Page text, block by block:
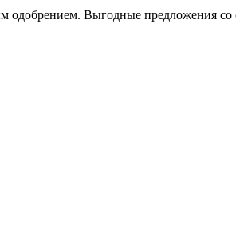
Выгодные предложения со